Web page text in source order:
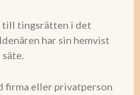
till tingsrätten i det
har sin hemvist
firma eller privatperson